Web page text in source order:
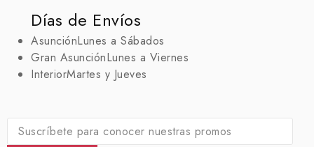
Días de Envíos
AsunciónLunes a Sábados
Gran AsunciónLunes a Viernes
InteriorMartes y Jueves